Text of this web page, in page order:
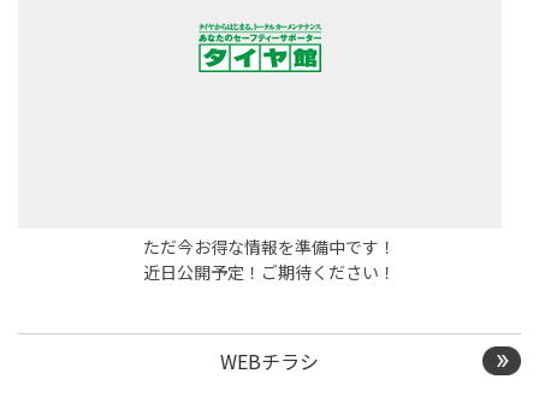
ただ今お得な情報を準備中です！
近日公開予定！ご期待ください！
WEBチラシ